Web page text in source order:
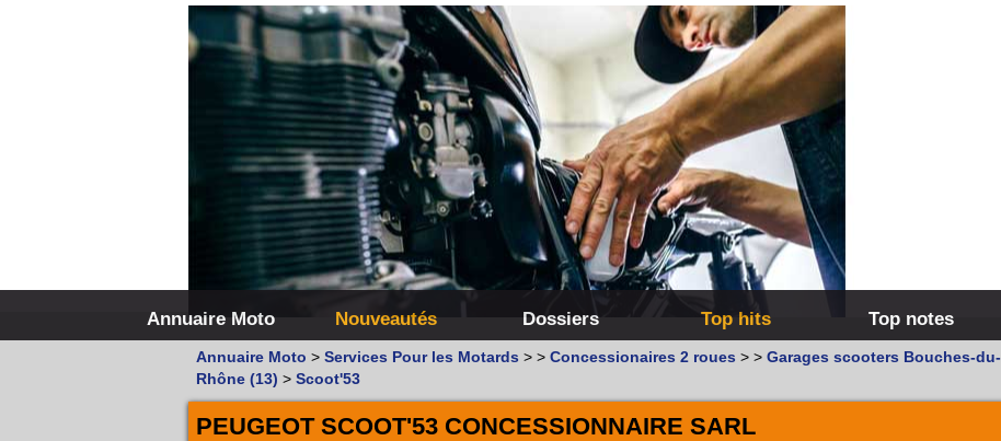
Annuaire Moto Nouveautés Dossiers Top hits Top notes
Annuaire Moto > Services Pour les Motards > > Concessionaires 2 roues > > Garages scooters Bouches-du-
Rhône (13) > Scoot'53
PEUGEOT SCOOT'53 CONCESSIONNAIRE SARL